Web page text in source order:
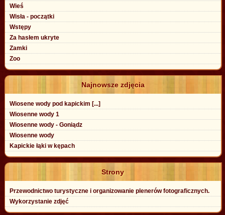
Wieś
Wisła - początki
Wstępy
Za hasłem ukryte
Zamki
Zoo
Najnowsze zdjęcia
Wiosene wody pod kapickim [...]
Wiosenne wody 1
Wiosenne wody - Goniądz
Wiosenne wody
Kapickie łąki w kępach
Strony
Przewodnictwo turystyczne i organizowanie plenerów fotograficznych.
Wykorzystanie zdjęć